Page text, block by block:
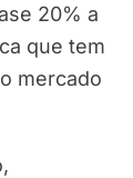
20% a
que tem
mercado